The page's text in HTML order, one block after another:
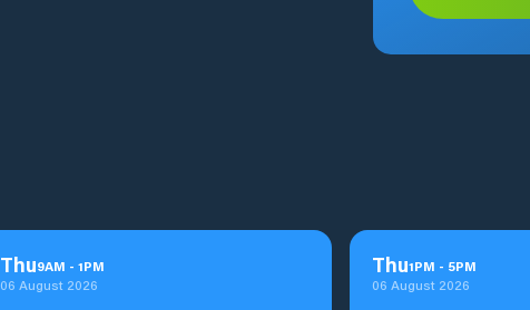
Thu9AM - 1PM
06 August 2026
Thu1PM - 5PM
06 August 2026